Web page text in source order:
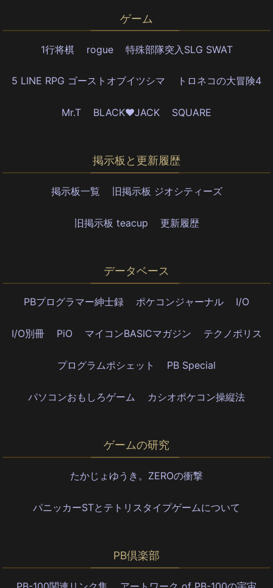
ゲーム
1行将棋 rogue 特殊部隊突入SLG SWAT
5 LINE RPG ゴーストオブイツシマ トロネコの大冒険4
Mr.T BLACK♥JACK SQUARE
掲示板と更新履歴
掲示板一覧 旧掲示板 ジオシティーズ
旧掲示板 teacup 更新履歴
データベース
PBプログラマー紳士録 ポケコンジャーナル I/O
I/O別冊 PiO マイコンBASICマガジン テクノポリス
プログラムポシェット PB Special
パソコンおもしろゲーム カシオポケコン操縦法
ゲームの研究
たかじょゆうき。ZEROの衝撃
パニッカーSTとテトリスタイプゲームについて
PB倶楽部